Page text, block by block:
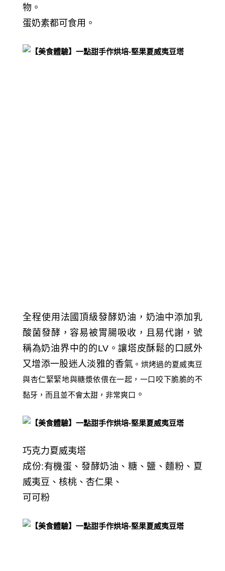
物 。
蛋奶素都可食用。
全程使用法國頂級發酵奶油，奶油中添加乳
酸菌發酵，容易被胃腸吸收，且易代謝，號
稱為奶油界中的的LV。讓塔皮酥鬆的口感外
又增添一股迷人淡雅的香氣 。 烘烤過的夏威夷豆
與杏仁緊緊地與糖漿依偎在一起，一口咬下脆脆的不
黏牙，而且並不會太甜，非常爽口 。
巧克力夏威夷塔
成份:有機蛋、發酵奶油、糖、鹽、麵粉、夏
威夷豆、核桃、杏仁果 、
可可粉